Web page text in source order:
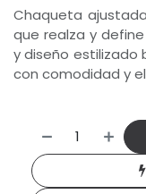
Chaqueta
que realza y
y diseño estilizado
con comodidad y